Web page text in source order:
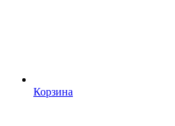
Корзина